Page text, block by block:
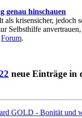
genau hinschauen
krisensicher, jedoch
Selbsthilfe
Forum.
neue Einträge in